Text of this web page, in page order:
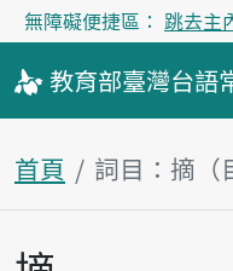
無障礙便捷區： 跳去主
教育部臺灣台語
首頁 詞目：摘（
主內容區塊